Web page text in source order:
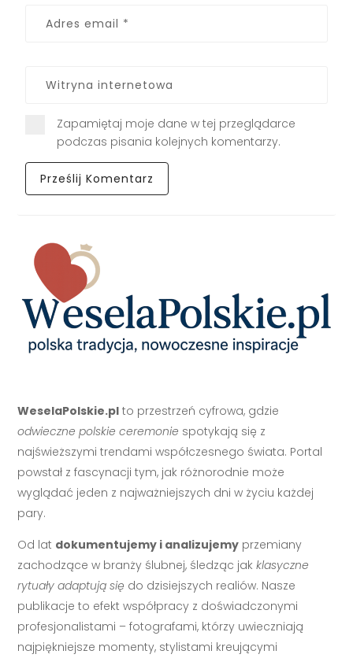
Zapamiętaj moje dane w tej przeglądarce
podczas pisania kolejnych komentarzy.
WeselaPolskie.pl to przestrzeń cyfrowa, gdzie
odwieczne polskie ceremonie spotykają się z
najświeższymi trendami współczesnego świata. Portal
powstał z fascynacji tym, jak różnorodnie może
wyglądać jeden z najważniejszych dni w życiu każdej
pary.
Od lat dokumentujemy i analizujemy przemiany
zachodzące w branży ślubnej, śledząc jakklasyczne
rytuały adaptują się do dzisiejszych realiów. Nasze
publikacje to efekt współpracy z doświadczonymi
profesjonalistami – fotografami, którzy uwieczniają
najpiękniejsze momenty, stylistami kreującymi